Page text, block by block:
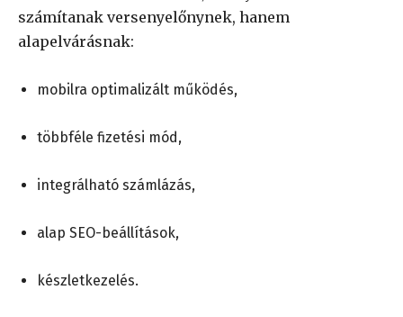
számítanak versenyelőnynek, hanem
alapelvárásnak:
mobilra optimalizált működés,
többféle fizetési mód,
integrálható számlázás,
alap SEO-beállítások,
készletkezelés.